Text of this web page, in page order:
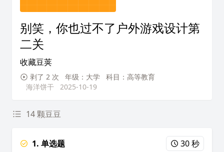
别笑，你也过不了户外游戏设计第
二关
收藏豆荚
剥了 2 次 年级：大学
科目：高等教育
海洋饼干
2025-10-19
14 颗豆豆
1. 单选题 30 秒